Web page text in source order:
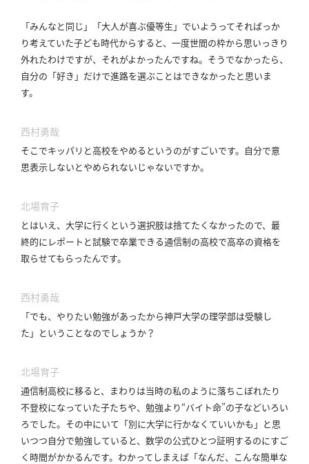
「みんなと同じ」「大人が喜ぶ優等生」でいようってそればっか
り考えていた子ども時代からすると、一度世間の枠から思いっきり
外れたわけですが、それがよかったんですね。 そうでなかったら、
自分の「好き」だけで進路を選ぶことはできなかったと思いま
す。
西村勇哉
そこでキッパリと高校をやめるというのがすごいです。 自分で意
思表示しないとやめられないじゃないですか。
北場育子
とはいえ、大学に行くという選択肢は捨てたくなかったので、最
終的にレポートと試験で卒業できる通信制の高校で高卒の資格を
取らせてもらったんです。
西村勇哉
「でも、やりたい勉強があったから神戸大学の理学部は受験し
た」ということなのでしょうか？
北場育子
通信制高校に移ると、まわりは当時の私のように落ちこぼれたり
不登校になっていた子たちや、勉強より“バイト命”の子などいろい
ろでした。 その中にいて「別に大学に行かなくていいかも」と思
いつつ自分で勉強していると、数学の公式ひとつ証明するのにすご
く時間がかかるんです。 わかってしまえば「なんだ、こんな簡単な